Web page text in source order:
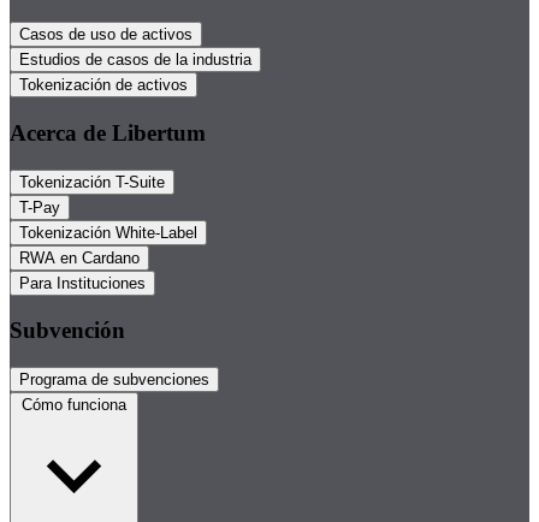
Casos de uso de activos
Estudios de casos de la industria
Tokenización de activos
Acerca de Libertum
Tokenización T-Suite
T-Pay
Tokenización White-Label
RWA en Cardano
Para Instituciones
Subvención
Programa de subvenciones
Cómo funciona